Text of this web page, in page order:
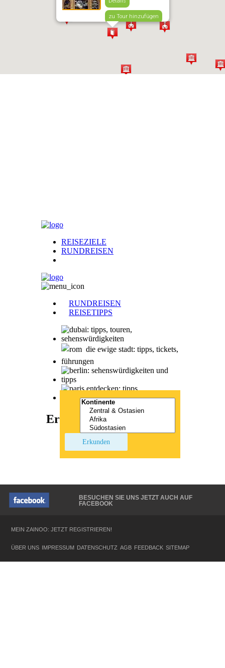
zu Tour hinzufügen
BESUCHEN SIE UNS JETZT AUCH AUF
FACEBOOK
MEIN ZAINOO: JETZT REGISTRIEREN!
ÜBER UNS IMPRESSUM DATENSCHUTZ AGB FEEDBACK SITEMAP